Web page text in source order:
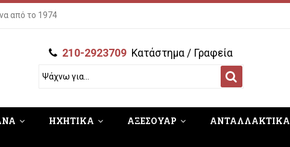
από το 1974
210-2923709 Κατάστημα / Γραφεία
ΗΧΗΤΙΚΑ ΑΞΕΣΟΥΑΡ ΑΝΤΑΛΛΑΚΤΙΚΑ